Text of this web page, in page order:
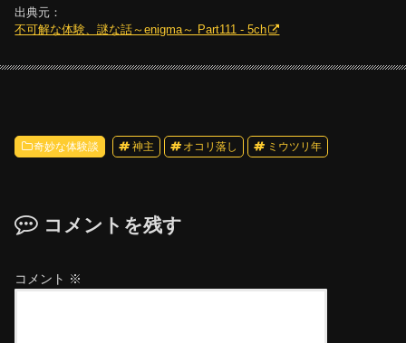
出典元：
不可解な体験、謎な話～enigma～ Part111 - 5ch
奇妙な体験談 神主 オコリ落し ミウツリ年
コメントを残す
コメント ※